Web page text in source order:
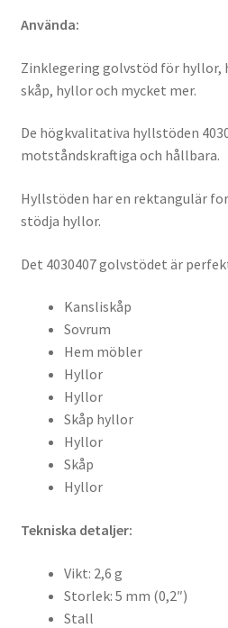
Använda:
Zinklegering golvstöd för hyllor,
skåp, hyllor och mycket mer.
De högkvalitativa hyllstöden
motståndskraftiga och hållbara.
Hyllstöden har en rektangulär
stödja hyllor.
Det 4030407 golvstödet är
Kansliskåp
Sovrum
Hem möbler
Hyllor
Hyllor
Skåp hyllor
Hyllor
Skåp
Hyllor
Tekniska detaljer:
Vikt: 2,6 g
Storlek: 5 mm (0,2″)
Stall